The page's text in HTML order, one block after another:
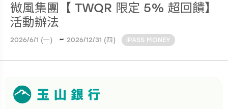
微風集團【 TWQR 限定 5% 超回饋】
活動辦法
2026/6/1 (一) ~ 2026/12/31 (四) iPASS MONEY